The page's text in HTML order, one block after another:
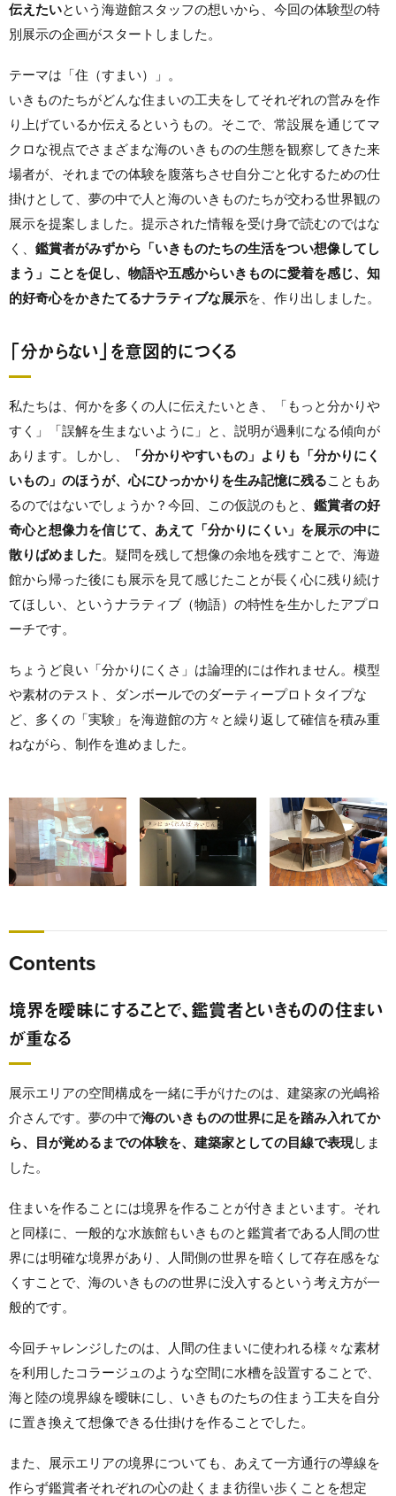
伝えたいという海遊館スタッフの想いから、今回の体験型の特
別展示の企画がスタートしました。
テーマは「住（すまい）」。
いきものたちがどんな住まいの工夫をしてそれぞれの営みを作
り上げているか伝えるというもの。そこで、常設展を通じてマ
クロな視点でさまざまな海のいきものの生態を観察して きた来
場者が、それまでの体験を腹落ちさせ自分ごと化するための仕
掛けとして、夢の中で人と海のいきものたちが交わる世界観の
展示を提案しました。 提示された情報を受け身で読むのではな
く、 鑑賞者がみずから「いきものたちの生活をつい想像してし
まう」ことを促し、 物語や五感からいきものに愛着を感じ、知
的好奇心をかきたてるナラティブな展示を、作り出しました。
「分からない」を意図的につくる
私たちは、 何かを多くの人に伝えたいとき、
「もっと分かりや
すく」「誤解を生まないように」と、説明が過剰になる傾向が
あります。
しかし、
「分かりやすいもの」よりも「分かりにく
いもの」のほうが、心にひっかかりを生み記憶に残ることもあ
るのではないでしょうか？今回、この仮説のもと、 鑑賞者の好
奇心と想像力を信じて、あえて「分かりにくい」を展示の中に
散りばめました。疑問を残して想像の余地を残すことで、海遊
館から帰った後にも展示を見て感じたことが長く心に残り続け
てほしい、というナラティブ（物語）の特性を生かしたアプロ
ーチです。
ちょうど良い「分かりにくさ」は論理的には作れません。模型
や素材のテスト、ダンボールでのダーティープロトタイプな
ど、多くの「実験」を海遊館の方々と繰り返して確信を積み重
ねながら、制作を進めました。
Contents
境界を曖昧にすることで、鑑賞者といきものの住まい
が重なる
展示エリアの空間構成を一緒に手がけたのは、建築家の光嶋裕
介さんです。夢の中で海のいきものの世界に足を踏み入れてか
ら、目が覚めるまでの体験を、建築家としての目線で表現しま
した。
住まいを作ることには境界を作ることが付きまといます。それ
と同様に、一般的な水族館もいきものと鑑賞者である人間の世
界には明確な境界があり、人間側の世界を暗くして存在感をな
くすことで、海のいきものの世界に没入するという考え方が一
般的です。
今回チャレンジしたのは、人間の住まいに使われる様々な素材
を利用したコラージュのような空間に水槽を設置することで、
海と陸の境界線を曖昧にし、いきものたちの住まう工夫を自分
に置き換えて想像できる仕掛けを作ることでした。
また、展示エリアの境界についても、あえて一方通行の導線を
作らず鑑賞者それぞれの心の赴くまま彷徨い歩くことを想定